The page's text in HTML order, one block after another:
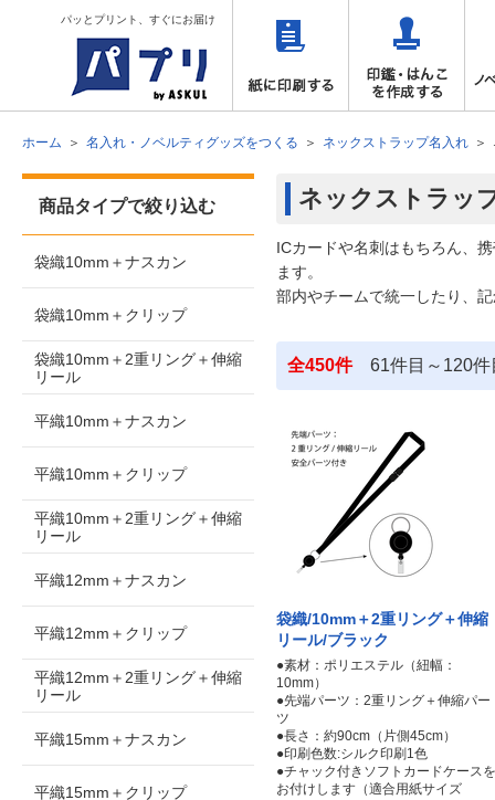
パッとプリント、すぐにお届け
ホーム 名入れ・ノベルティグッズをつくる ネックストラップ名入れ
ネックストラッ
ICカードや名刺はもちろん、
ます。
部内やチームで統一したり、
全450件61件目～120件
袋織/10mm＋2重リング＋伸縮
リール/ブラック
●素材：ポリエステル（紐幅：
10mm）
●先端パーツ：2重リング＋伸縮パー
ツ
●長さ：約90cm（片側45cm）
●印刷色数:シルク印刷1色
●チャック付きソフトカードケースを
お付けします（適合用紙サイズ
商品タイプで絞り込む
袋織10mm＋ナスカン
袋織10mm＋クリップ
袋織10mm＋2重リング＋伸縮
リール
平織10mm＋ナスカン
平織10mm＋クリップ
平織10mm＋2重リング＋伸縮
リール
平織12mm＋ナスカン
平織12mm＋クリップ
平織12mm＋2重リング＋伸縮
リール
平織15mm＋ナスカン
平織15mm＋クリップ